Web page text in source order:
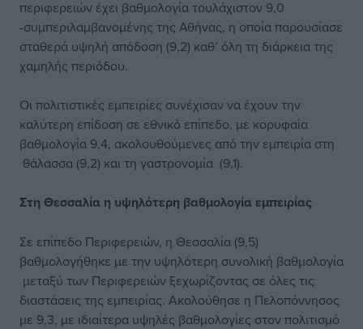
περιφερειών έχει βαθμολογία τουλάχιστον 9,0
-συμπεριλαμβανομένης της Αθήνας, η οποία παρουσίασε
σταθερά υψηλή απόδοση (9,2) καθ’ όλη τη διάρκεια της
χαμηλής περιόδου.
Οι πολιτιστικές εμπειρίες συνέχισαν να έχουν την
καλύτερη επίδοση σε εθνικό επίπεδο, με κορυφαία
βαθμολογία 9,4, ακολουθούμενες από την εμπειρία στη
θάλασσα (9,2) και τη γαστρονομία (9,1).
Στη Θεσσαλία η υψηλότερη βαθμολογία εμπειρίας
Σε επίπεδο Περιφερειών, η Θεσσαλία (9,5)
βαθμολογήθηκε με την υψηλότερη συνολική βαθμολογία
μεταξύ των Περιφερειών ξεχωρίζοντας σε όλες τις
διαστάσεις της εμπειρίας. Ακολούθησε η Πελοπόννησος
με 9,3, με ιδιαίτερα υψηλές βαθμολογίες στον πολιτισμό